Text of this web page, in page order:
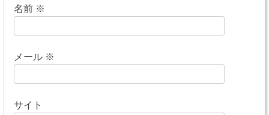
名前 ※
メール ※
サイト